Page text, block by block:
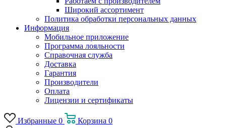
Широкий ассортимент
Политика обработки персональных данных
Информация
Мобильное приложение
Программа лояльности
Справочная служба
Доставка
Гарантия
Производители
Оплата
Лицензии и сертификаты
Избранные 0 Корзина 0